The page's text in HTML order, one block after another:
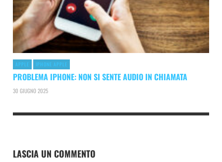
APPLE IPHONE APPLE
PROBLEMA IPHONE: NON SI SENTE AUDIO IN CHIAMATA
30 GIUGNO 2025
LASCIA UN COMMENTO